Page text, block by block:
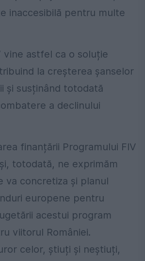
inaccesibilă pentru multe
vine astfel ca o soluție
la creșterea șanselor
și susținând totodată
a declinului
finanțării Programului FIV
totodată, ne exprimăm
va concretiza și planul
europene pentru
acestui program
viitorul României.
celor, știuți și neștiuți,